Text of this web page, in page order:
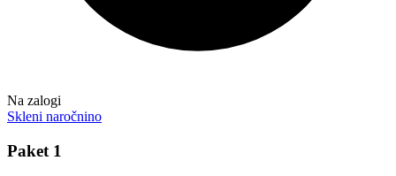
Na zalogi
Skleni naročnino
Paket 1